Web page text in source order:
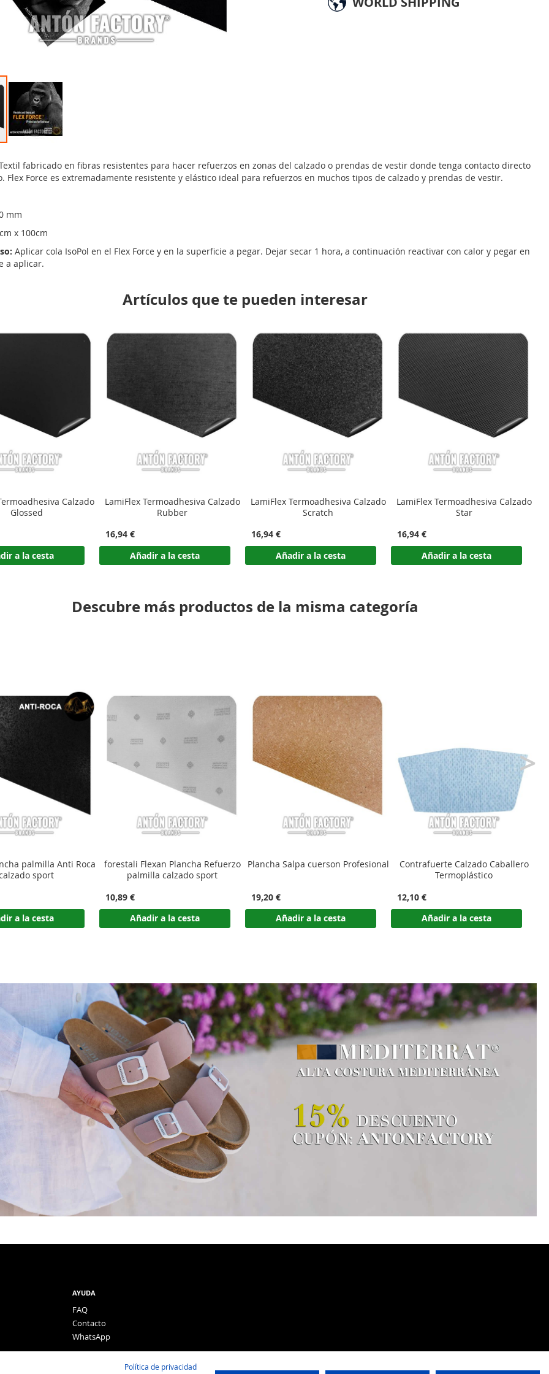
fabricado en fibras resistentes para hacer refuerzos en zonas del calzado o prendas de vestir donde tenga contacto directo
Flex Force es extremadamente resistente y elástico ideal para refuerzos en muchos tipos de calzado y prendas de vestir.
mm
x 100cm
Aplicar cola IsoPol en el Flex Force y en la superficie a pegar. Dejar secar 1 hora, a continuación reactivar con calor y pegar en
a aplicar.
Artículos que te pueden interesar
Calzado
Glossed
a la cesta
LamiFlex Termoadhesiva Calzado
Rubber
16,94 €
Añadir a la cesta
LamiFlex Termoadhesiva Calzado
Scratch
16,94 €
Añadir a la cesta
LamiFlex Termoadhesiva Calzado
Star
16,94 €
Añadir a la cesta
Descubre más productos de la misma categoría
>
palmilla Anti Roca
sport
a la cesta
forestali Flexan Plancha Refuerzo
palmilla calzado sport
10,89 €
Añadir a la cesta
Plancha Salpa cuerson Profesional
19,20 €
Añadir a la cesta
Contrafuerte Calzado Caballero
Termoplástico
12,10 €
Añadir a la cesta
AYUDA
FAQ
Contacto
WhatsApp
Política de privacidad